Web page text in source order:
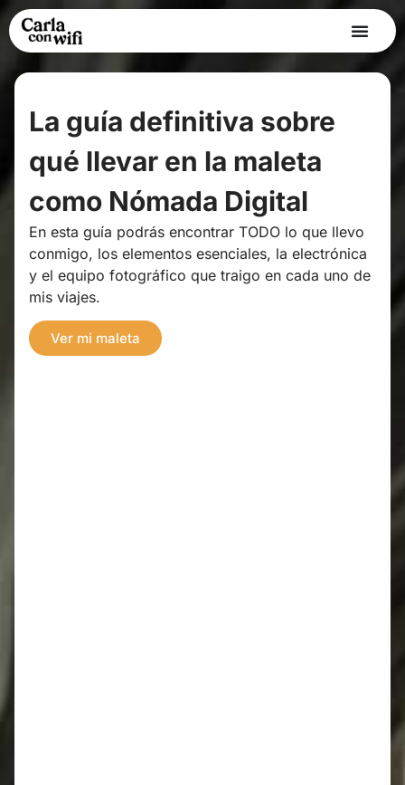
La guía definitiva sobre
qué llevar en la maleta
como Nómada Digital
En esta guía podrás encontrar TODO lo que llevo
conmigo, los elementos esenciales, la electrónica
y el equipo fotográfico que traigo en cada uno de
mis viajes.
Ver mi maleta